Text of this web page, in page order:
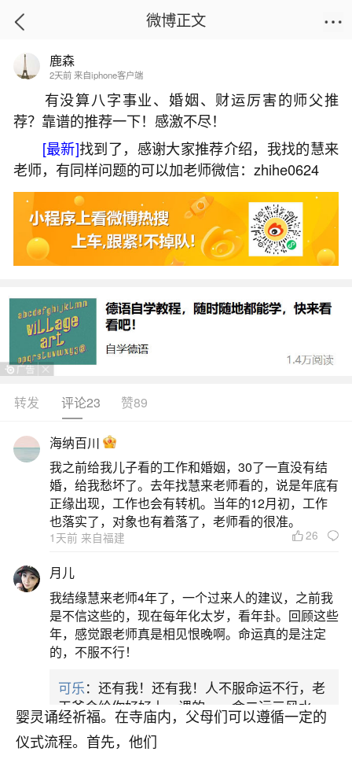
首页
广东哪个庙超度婴灵？
2026-07-05 18:46:10 21 1 赞
生活中像广东哪个庙超度婴灵？都是很常见的
问题，但是小问题不注意可能会引起大麻烦，下面
就这个问题给大家做一些解读：
一、打算去东台观音禅寺为堕胎婴灵超度,大概
是什么样的流程？
在计划前往东台观音禅寺为堕胎婴灵超度时，
父母们首先需要进行一些准备工作。首先，他们应
该烧香拜佛，以此表达内心的虔诚与敬意。在佛
前，父母需要真诚地忏悔自己的过错，并为婴灵认
捐一尊婴灵童子，以此为婴灵祈福。如果个人不具
备诵经的能力，可以选择请寺庙的师父来引领，为
婴灵诵经祈福。在寺庙内，父母们可以遵循一定的
仪式流程。首先，他们
微博正文
鹿森
2天前 来自iphone客户端
有没算八字事业、婚姻、财运厉害的师父推
荐？靠谱的推荐一下！感激不尽！
[最新]找到了，感谢大家推荐介绍，我找的慧来
老师，有同样问题的可以加老师微信：zhihe0624
转发 评论23 赞89
海纳百川
我之前给我儿子看的工作和婚姻，30了一直没有结
婚，给我愁坏了。去年找慧来老师看的，说是年底有
正缘出现，工作也会有转机。当年的12月初，工作
也落实了，对象也有着落了，老师看的很准。
1天前 来自福建 26
月儿
我结缘慧来老师4年了，一个过来人的建议，之前我
是不信这些的，现在每年化太岁，看年卦。回顾这些
年，感觉跟老师真是相见恨晚啊。命运真的是注定
的，不服不行！
可乐：还有我！还有我！人不服命运不行，老
天爷会给你好好上一课的。一命二运三风水，
哪样不服都不行！
平安是福：我也是每年找老师化太岁，看年